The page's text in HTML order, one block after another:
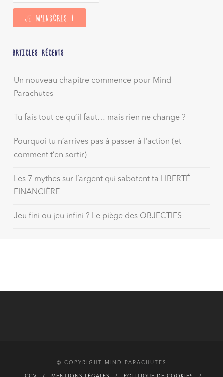
ARTICLES RÉCENTS
Un nouveau chapitre commence pour Mind
Parachutes
Tu fais tout ce qu’il faut… mais rien ne change ?
Pourquoi tu n’arrives pas à passer à l’action (et
comment t’en sortir)
Les 7 mythes sur l’argent qui sabotent ta LIBERTÉ
FINANCIÈRE
Jeu fini ou jeu infini ? Le piège des OBJECTIFS
© COPYRIGHT MIND PARACHUTES
CGV MENTIONS LÉGALES POLITIQUE DE COOKIES